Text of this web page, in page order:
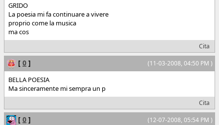
GRIDO
La poesia mi fa continuare a vivere
proprio come la musica
ma cos
Cita
(11-03-2008, 04:50 PM )
[ 0 ]
BELLA POESIA
Ma sinceramente mi sempra un p
Cita
(12-07-2008, 05:54 PM )
[ 0 ]